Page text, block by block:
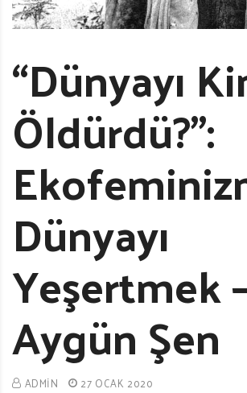
“Dünyayı
Öldürdü?”:
Dünyayı
Yeşertmek
Aygün Şen
ADMIN 27 OCAK 2020